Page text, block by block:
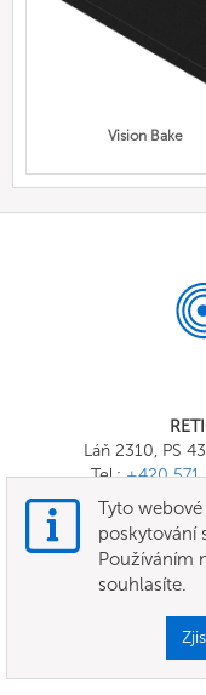
Vision Bake
Láň 2310, PS
Tel.:+420 571
E-mail:
Tyto
poskytování
Používáním
souhlasíte.